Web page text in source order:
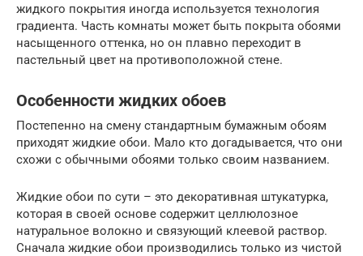
жидкого покрытия иногда используется технология
градиента. Часть комнаты может быть покрыта обоями
насыщенного оттенка, но он плавно переходит в
пастельный цвет на противоположной стене.
Особенности жидких обоев
Постепенно на смену стандартным бумажным обоям
приходят жидкие обои. Мало кто догадывается, что они
схожи с обычными обоями только своим названием.
Жидкие обои по сути – это декоративная штукатурка,
которая в своей основе содержит целлюлозное
натуральное волокно и связующий клеевой раствор.
Сначала жидкие обои производились только из чистой